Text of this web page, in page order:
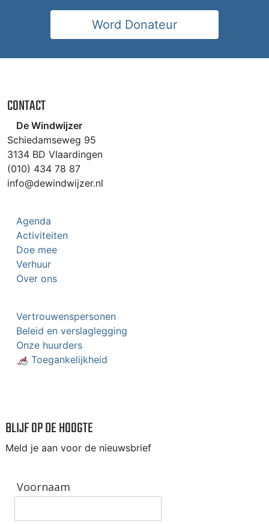
Word Donateur
CONTACT
De Windwijzer
Schiedamseweg 95
3134 BD Vlaardingen
(010) 434 78 87
info@dewindwijzer.nl
Agenda
Activiteiten
Doe mee
Verhuur
Over ons
Vertrouwenspersonen
Beleid en verslaglegging
Onze huurders
🦽 Toegankelijkheid
BLIJF OP DE HOOGTE
Meld je aan voor de nieuwsbrief
Voornaam